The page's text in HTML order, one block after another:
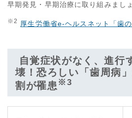
早期発見・早期治療に取り組みましょ
※ 2 厚生労働省e-ヘルスネット「歯の
自覚症状がなく、進行
壊！恐ろしい「歯周病
割が罹患 ※3